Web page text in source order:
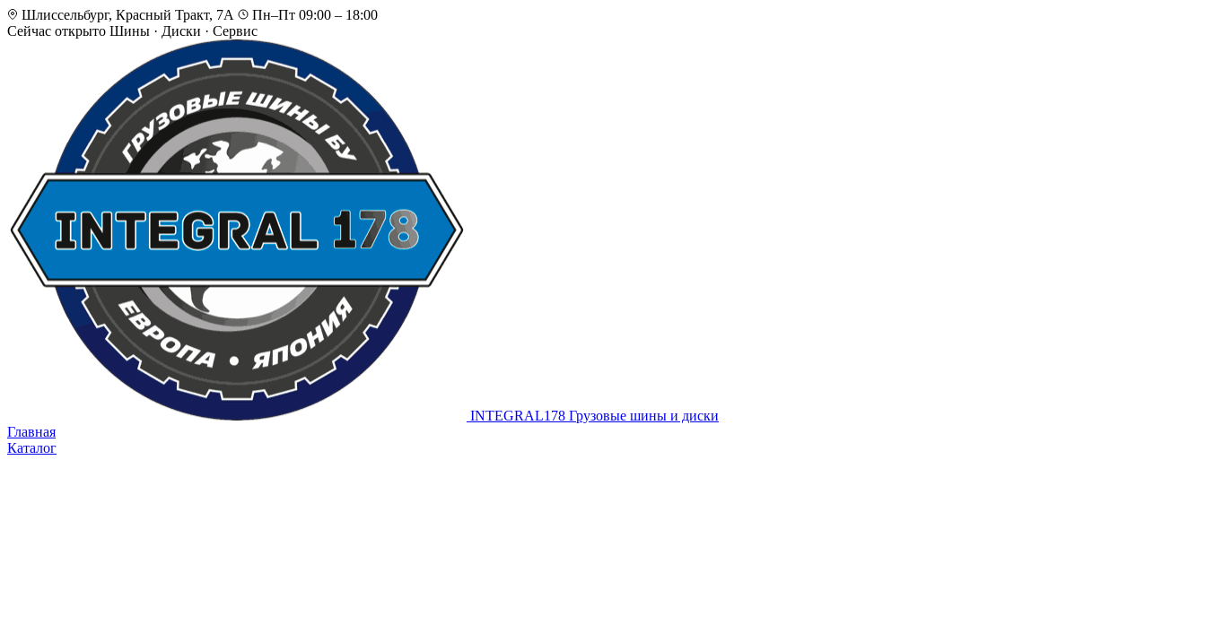
Шлиссельбург, Красный Тракт, 7А
Пн–Пт 09:00 – 18:00
Сейчас открыто Шины · Диски · Сервис
INTEGRAL178 Грузовые шины и диски
Главная
Каталог